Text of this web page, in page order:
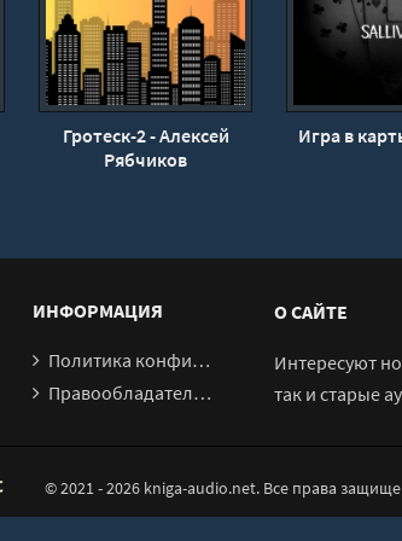
Гротеск-2 - Алексей
Рябчиков
Игра в
ИНФОРМАЦИЯ
Политика конфиденциальности
Правообладателям
О САЙТЕ
Интересуют
так и старые
© 2021 - 2026 kniga-audio.net. Все права